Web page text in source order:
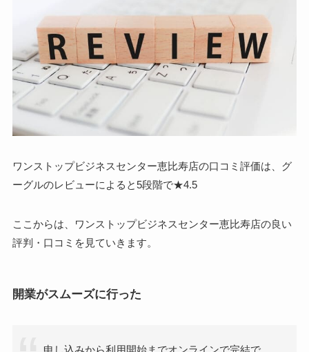
ワンストップビジネスセンター恵比寿店の口コミ評価は、グ
ーグルのレビューによると5段階で★4.5
ここからは、ワンストップビジネスセンター恵比寿店の良い
評判・口コミを見ていきます。
開業がスムーズに行った